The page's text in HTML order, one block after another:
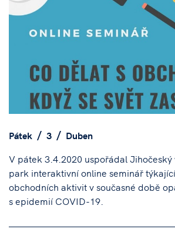
Pátek 3
Duben
V pátek 3.4.2020 uspořádal
park interaktivní online seminář
obchodních aktivit v současné době
s epidemií COVID-19.